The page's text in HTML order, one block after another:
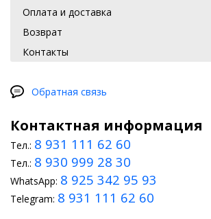
Оплата и доставка
Возврат
Контакты
Обратная связь
Контактная информация
Тел.: 8 931 111 62 60
Тел.: 8 930 999 28 30
WhatsApp: 8 925 342 95 93
Telegram: 8 931 111 62 60